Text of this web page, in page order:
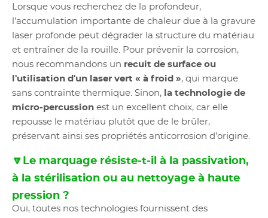
Lorsque vous recherchez de la profondeur,
l'accumulation importante de chaleur due à la gravure
laser profonde peut dégrader la structure du matériau
et entraîner de la rouille. Pour prévenir la corrosion,
nous recommandons un recuit de surface ou
l'utilisation d'un laser vert « à froid », qui marque
sans contrainte thermique. Sinon, la technologie de
micro-percussion est un excellent choix, car elle
repousse le matériau plutôt que de le brûler,
préservant ainsi ses propriétés anticorrosion d'origine.
🔽Le marquage résiste-t-il à la passivation,
à la stérilisation ou au nettoyage à haute
pression ?
Oui, toutes nos technologies fournissent des